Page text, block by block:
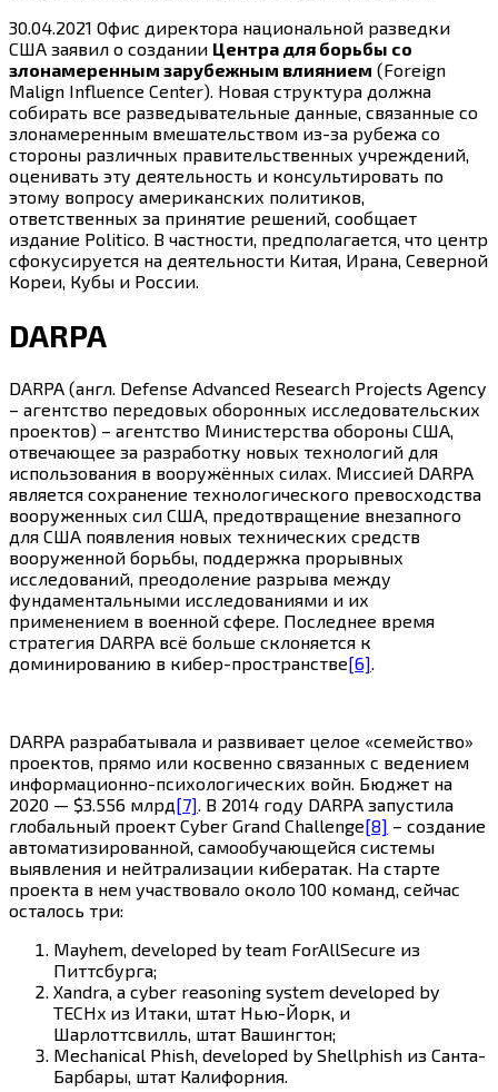
30.04.2021 Офис директора национальной разведки
США заявил о создании Центра для борьбы со
злонамеренным зарубежным влиянием (Foreign
Malign Influence Center). Новая структура должна
собирать все разведывательные данные, связанные со
злонамеренным вмешательством из-за рубежа со
стороны различных правительственных учреждений,
оценивать эту деятельность и консультировать по
этому вопросу американских политиков,
ответственных за принятие решений, сообщает
издание Politico. В частности, предполагается, что центр
сфокусируется на деятельности Китая, Ирана, Северной
Кореи, Кубы и России.
DARPA
DARPA (англ. Defense Advanced Research Projects Agency
– агентство передовых оборонных исследовательских
проектов) – агентство Министерства обороны США,
отвечающее за разработку новых технологий для
использования в вооружённых силах. Миссией DARPA
является сохранение технологического превосходства
вооруженных сил США, предотвращение внезапного
для США появления новых технических средств
вооруженной борьбы, поддержка прорывных
исследований, преодоление разрыва между
фундаментальными исследованиями и их
применением в военной сфере. Последнее время
стратегия DARPA всё больше склоняется к
доминированию в кибер-пространстве[6].
DARPA разрабатывала и развивает целое «семейство»
проектов, прямо или косвенно связанных с ведением
информационно-психологических войн. Бюджет на
2020 — $3.556 млрд[7]. В 2014 году DARPA запустила
глобальный проект Cyber ​​Grand Challenge[8] – создание
автоматизированной, самообучающейся системы
выявления и нейтрализации кибератак. На старте
проекта в нем участвовало около 100 команд, сейчас
осталось три:
Mayhem, developed by team ForAllSecure из
Питтсбурга;
Xandra, a cyber reasoning system developed by
TECHx из Итаки, штат Нью-Йорк, и
Шарлоттсвилль, штат Вашингтон;
Mechanical Phish, developed by Shellphish из Санта-
Барбары, штат Калифорния.